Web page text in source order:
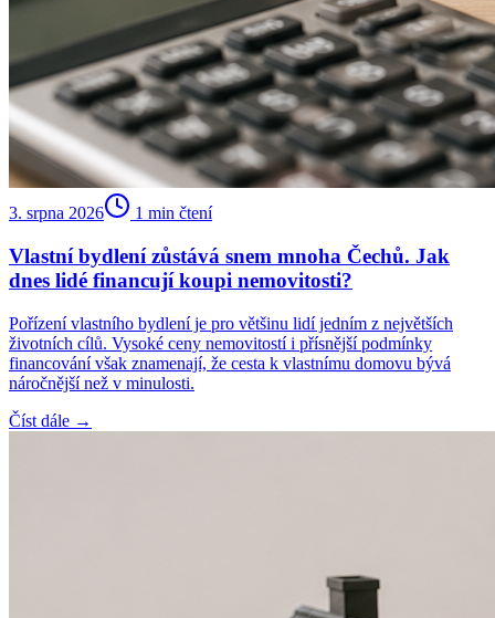
3. srpna 2026 1 min čtení
Vlastní bydlení zůstává snem mnoha Čechů. Jak
dnes lidé financují koupi nemovitosti?
Pořízení vlastního bydlení je pro většinu lidí jedním z největších
životních cílů. Vysoké ceny nemovitostí i přísnější podmínky
financování však znamenají, že cesta k vlastnímu domovu bývá
náročnější než v minulosti.
Číst dále →